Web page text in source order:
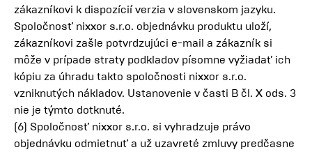
zákazníkovi k dispozícií verzia v slovenskom jazyku.
Spoločnosť nixxor s.r.o. objednávku produktu uloží,
zákazníkovi zašle potvrdzujúci e-mail a zákazník si
môže v prípade straty podkladov písomne vyžiadať ich
kópiu za úhradu takto spoločnosti nixxor s.r.o.
vzniknutých nákladov. Ustanovenie v časti B čl. X ods. 3
nie je týmto dotknuté.
(6) Spoločnosť nixxor s.r.o. si vyhradzuje právo
objednávku odmietnuť a už uzavreté zmluvy predčasne